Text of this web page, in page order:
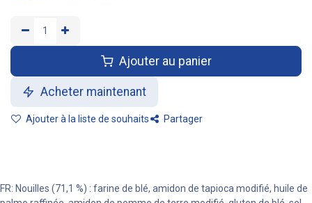
Ajouter au panier
Acheter maintenant
Ajouter à la liste de souhaits Partager
FR: Nouilles (71,1 %) : farine de blé, amidon de tapioca modifié, huile de